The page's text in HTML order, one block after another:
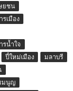
ยชน
รเมือง
รน้ำใจ
ปี๋ใหม่เมือง
มลาบรี
มนูญ